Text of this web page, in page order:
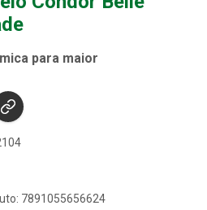
para maior
7891055656624